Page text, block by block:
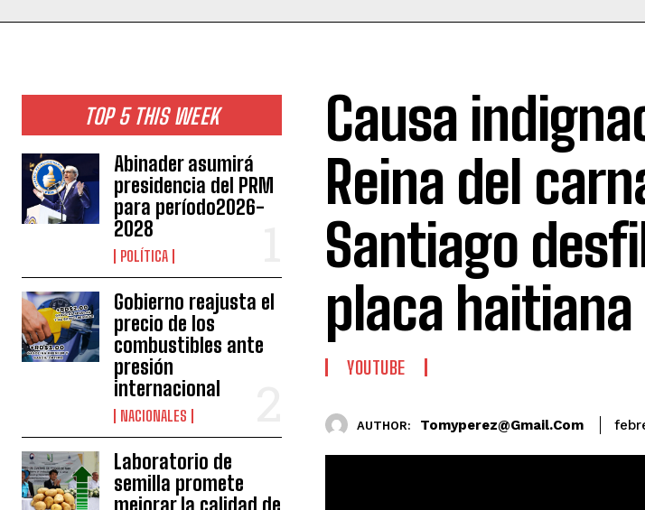
TOP 5 THIS WEEK
Abinader asumirá
presidencia del PRM
para período2026-
2028
POLÍTICA
Gobierno reajusta el
precio de los
combustibles ante
presión
internacional
NACIONALES
Laboratorio de
semilla promete
Causa
Reina del
Santiago
placa haitiana
YOUTUBE
AUTHOR: Tomyperez@gmail.com